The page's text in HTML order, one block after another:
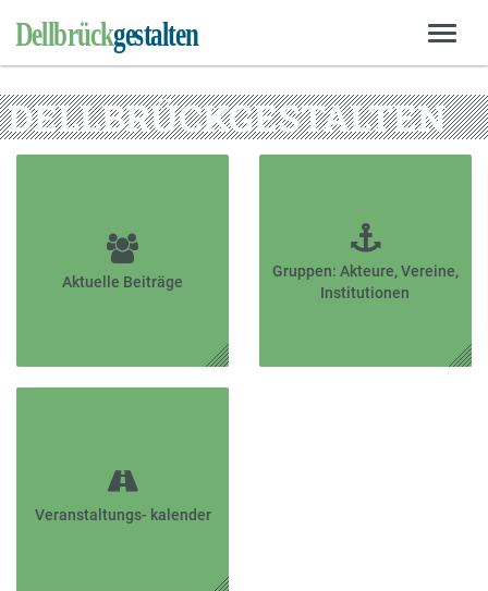
DELLBRÜCKGESTALTEN
Aktuelle Beiträge
Gruppen: Akteure, Vereine,
Institutionen
Veranstaltungs- kalender